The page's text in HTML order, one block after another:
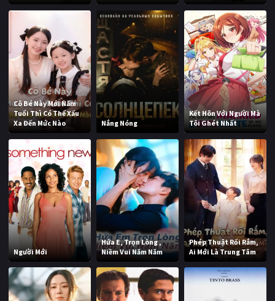
Cô Bé Này Mới Năm
Tuổi Thì Có Thể Xấu
Xa Đến Mức Nào
Nắng Nóng
Kết Hôn Với Người Mà
Tôi Ghét Nhất
Người Mới
Hứa E, Trọn Lòng ,
Niềm Vui Năm Năm
Phép Thuật Rối Rắm,
Ai Mới Là Trung Tâm